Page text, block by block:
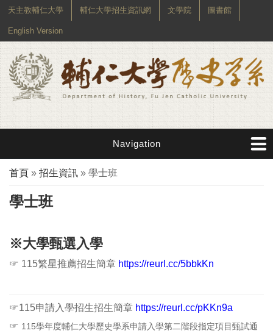
天主教輔仁大學 輔仁大學招生資訊網 文學院 圖書館
English Version
Navigation
您在這裡
首頁 » 招生資訊 » 學士班
學士班
※大學甄選入學
☞ 115繁星推薦招生簡章 https://reurl.cc/5bbkKn
☞115申請入學招生招生簡章 https://reurl.cc/pKKn9a
☞ 115學年度輔仁大學歷史學系申請入學第二階段指定項目甄試通